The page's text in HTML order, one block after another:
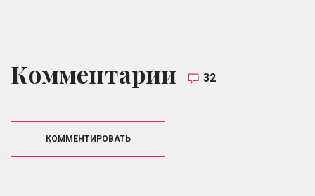
Комментарии 32
КОММЕНТИРОВАТЬ